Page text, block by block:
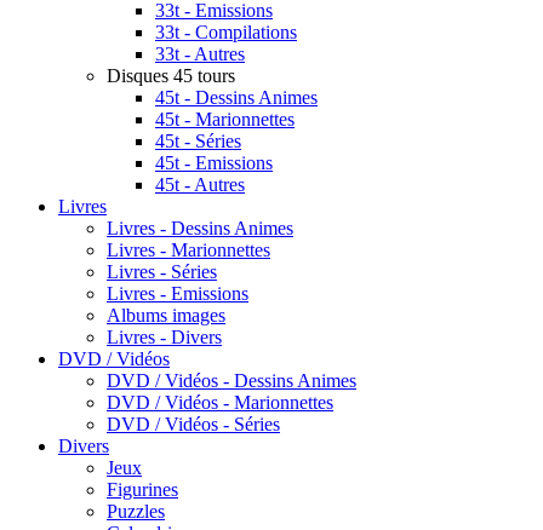
33t - Emissions
33t - Compilations
33t - Autres
Disques 45 tours
45t - Dessins Animes
45t - Marionnettes
45t - Séries
45t - Emissions
45t - Autres
Livres
Livres - Dessins Animes
Livres - Marionnettes
Livres - Séries
Livres - Emissions
Albums images
Livres - Divers
DVD / Vidéos
DVD / Vidéos - Dessins Animes
DVD / Vidéos - Marionnettes
DVD / Vidéos - Séries
Divers
Jeux
Figurines
Puzzles